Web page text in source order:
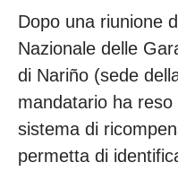
Dopo una riunione
Nazionale delle
di Nariño (sede
mandatario ha
sistema di
permetta di